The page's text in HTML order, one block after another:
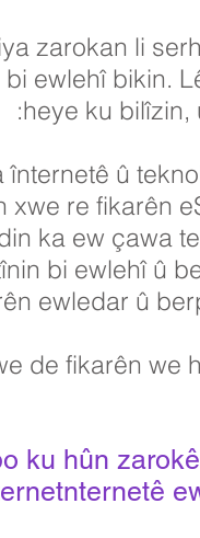
zarokan li
ewlehî bikin.
heye ku bilîzin,
û
xwe re fikarên
ka ew çawa
bi ewlehî û
ewledar û
de fikarên we
ku hûn